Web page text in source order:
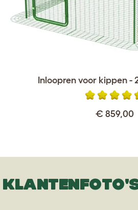
Inloopren voor kippen -
€ 859,00